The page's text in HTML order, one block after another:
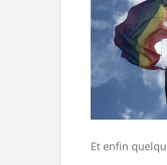
Et enfin